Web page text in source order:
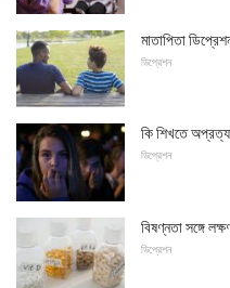
মাতাপিতা
ডিপ্রেশন
কি শিখতে
ডিপ্রেশন
বিষণ্নতা সঙ্গে
ডিপ্রেশন